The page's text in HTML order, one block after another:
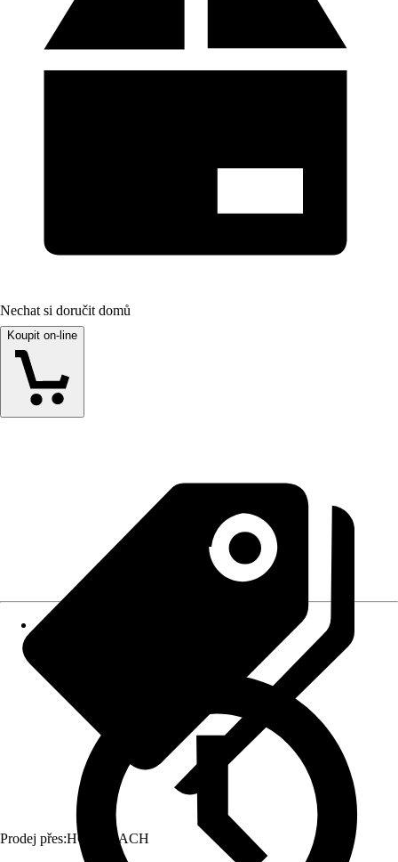
Nechat si doručit domů
Koupit on-line
Prodej přes:HORNBACH